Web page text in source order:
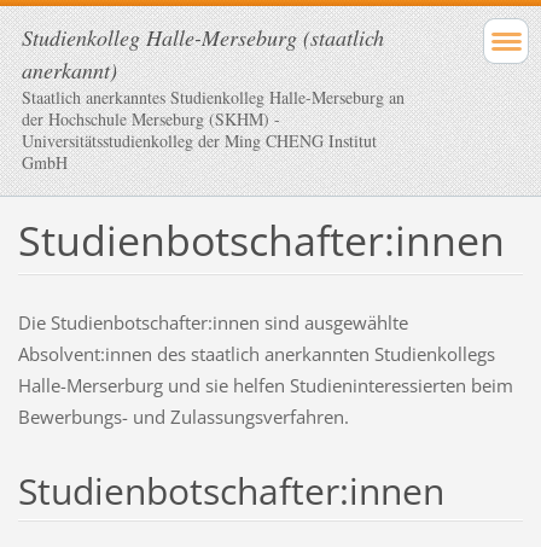
Studienkolleg Halle-Merseburg (staatlich
anerkannt)
Staatlich anerkanntes Studienkolleg Halle-Merseburg an
der Hochschule Merseburg (SKHM) -
Universitätsstudienkolleg der Ming CHENG Institut
GmbH
Studienbotschafter:innen
Die Studienbotschafter:innen sind ausgewählte
Absolvent:innen des staatlich anerkannten Studienkollegs
Halle-Merserburg und sie helfen Studieninteressierten beim
Bewerbungs- und Zulassungsverfahren.
Studienbotschafter:innen